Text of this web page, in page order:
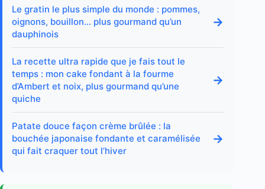
Le gratin le plus simple du monde : pommes,
oignons, bouillon… plus gourmand qu’un
dauphinois
→
La recette ultra rapide que je fais tout le
temps : mon cake fondant à la fourme
d’Ambert et noix, plus gourmand qu’une
quiche
→
Patate douce façon crème brûlée : la
bouchée japonaise fondante et caramélisée
qui fait craquer tout l’hiver
→